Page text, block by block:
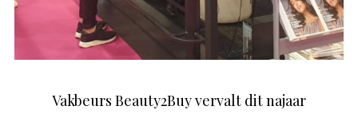
Vakbeurs Beauty2Buy vervalt dit najaar